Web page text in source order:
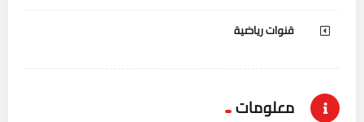
قنوات رياضية
معلومات